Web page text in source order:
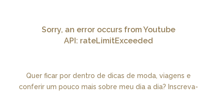
Sorry, an error occurs from Youtube
API: rateLimitExceeded
Quer ficar por dentro de dicas de moda, viagens e
conferir um pouco mais sobre meu dia a dia? Inscreva-